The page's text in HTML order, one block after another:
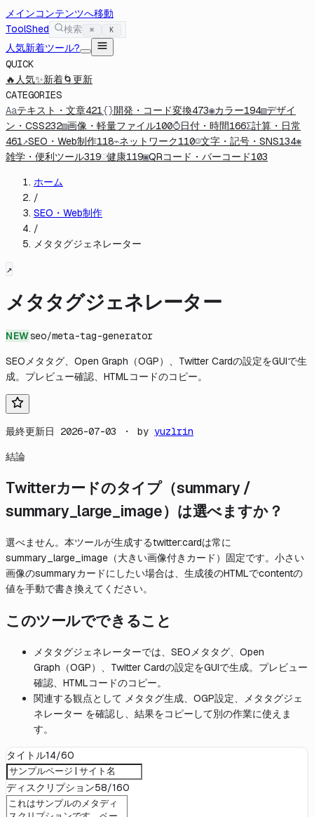
メインコンテンツへ移動
ToolShed
検索 ⌘ K
人気新着ツール?
QUICK
🔥 人気✨新着🌀更新
CATEGORIES
Aaテキスト・文章421{}開発・コード変換473◉カラー194▧デザイ
ン・CSS232▨画像・軽量ファイル100⌚日付・時間166Σ計算・日常
461↗SEO・Web制作118⌁ネットワーク110☺文字・記号・SNS134✱
雑学・便利ツール319♡健康119▣QRコード・バーコード103
ホーム
/
SEO・Web制作
/
メタタグジェネレーター
↗
メタタグジェネレーター
NEWseo/meta-tag-generator
SEOメタタグ、Open Graph（OGP）、Twitter Cardの設定をGUIで生
成。プレビュー確認、HTMLコードのコピー。
最終更新日 2026-07-03 ・ by yuzlrin
結論
Twitterカードのタイプ（summary /
summary_large_image）は選べますか？
選べません。本ツールが生成するtwitter:cardは常に
summary_large_image（大きい画像付きカード）固定です。小さい
画像のsummaryカードにしたい場合は、生成後のHTMLでcontentの
値を手動で書き換えてください。
このツールでできること
メタタグジェネレーターでは、SEOメタタグ、Open
Graph（OGP）、Twitter Cardの設定をGUIで生成。プレビュー
確認、HTMLコードのコピー。
関連する観点として メタタグ生成、OGP設定、メタタグジェ
ネレーター を確認し、結果をコピーして別の作業に使えま
す。
タイトル14/60
ディスクリプション58/160